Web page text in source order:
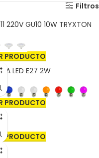
Filtros
220V GU10 10W TRYXTON
PRODUCTO
LED E27 2W
PRODUCTO
PRODUCTO